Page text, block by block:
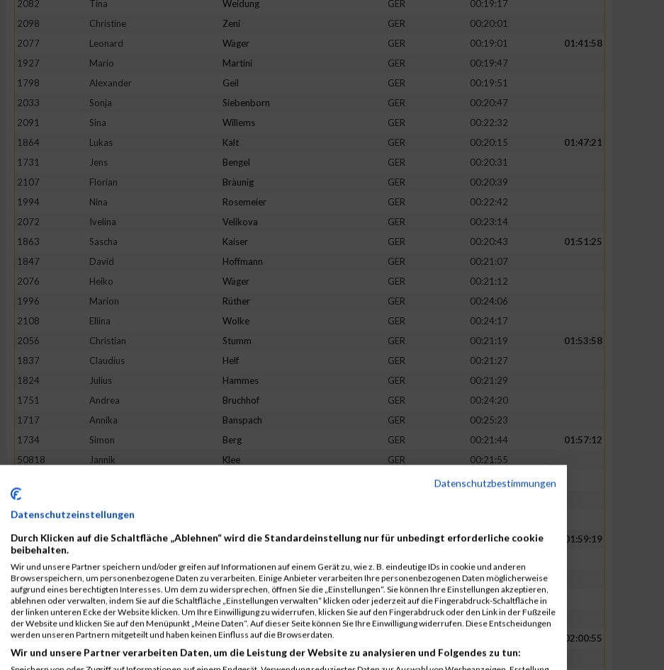
2082
Tina Weidung GER
00:19:17
2098
Christine Zeni GER
00:20:01
2077
Leonard Wäger GER 00:19:01
01:41:58
1927
Mario Martini GER
00:19:47
1798
Alexander Geil GER
00:19:51
2033
Sonja Siebenborn GER
00:20:47
2091
Sina Willems GER
00:22:32
1864
Lukas Kalt GER 00:20:15
01:47:21
1731
Jens Bengel GER
00:20:31
2107
Florian Bräunig GER
00:20:39
1994
Nina Rosemeier GER
00:22:42
2072
Ivelina Velikova GER
00:23:14
1863
Sascha Kaiser GER 00:20:43
01:51:25
1847
David Hoffmann GER
00:21:07
2076
Heiko Wäger GER
00:21:12
1996
Marion Rüther GER
00:24:06
2108
Ellina Wolke GER
00:24:17
2056
Christian Stumm GER 00:21:19
01:53:58
1837
Claudius Helf GER
00:21:27
1824
Julius Hammes GER
00:21:29
1751
Andrea Bruchhof GER
00:24:20
1717
Annika Banspach GER
00:25:23
1734
Simon Berg GER 00:21:44
01:57:12
50818
Jannik Klee GER
00:21:55
00:22:07
1918
1853
Laura
2071
Reinhard Urban GER 00:22:15
01:59:19
2117
André Marcel Welter GER
00:22:24
1896
Sophie Krießbach GER
00:26:09
2110
Charleen Weyer GER
00:26:11
1980
Boris Reinecke
02:00:55
2102
Holger Zuchel GER
00:22:51
Datenschutzbestimmungen
Datenschutzeinstellungen
Durch Klicken auf die Schaltfläche „Ablehnen“ wird die Standardeinstellung nur für unbedingt erforderliche cookie
beibehalten.
Wir und unsere Partner speichern und/oder greifen auf Informationen auf einem Gerät zu, wie z. B. eindeutige IDs in cookie und anderen
Browserspeichern, um personenbezogene Daten zu verarbeiten. Einige Anbieter verarbeiten Ihre personenbezogenen Daten möglicherweise
aufgrund eines berechtigten Interesses. Um dem zu widersprechen, öffnen Sie die „Einstellungen“. Sie können Ihre Einstellungen akzeptieren,
ablehnen oder verwalten, indem Sie auf die Schaltfläche „Einstellungen verwalten“ klicken oder jederzeit auf die Fingerabdruck-Schaltfläche in
der linken unteren Ecke der Website klicken. Um Ihre Einwilligung zu widerrufen, klicken Sie auf den Fingerabdruck oder den Link in der Fußzeile
der Website und klicken Sie auf den Menüpunkt „Meine Daten“. Auf dieser Seite können Sie Ihre Einwilligung widerrufen. Diese Entscheidungen
werden unseren Partnern mitgeteilt und haben keinen Einfluss auf die Browserdaten.
Wir und unsere Partner verarbeiten Daten, um die Leistung der Website zu analysieren und Folgendes zu tun: